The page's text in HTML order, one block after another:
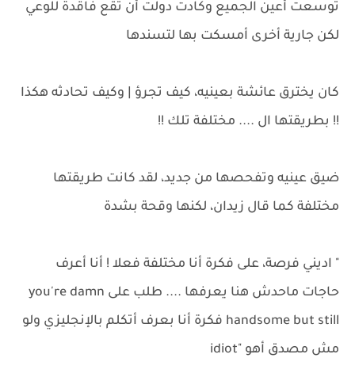
توسعت أعين الجميع وكادت دولت أن تقع فاقدة للوعي
لكن جارية أخرى أمسكت بها لتسندها
كان يخترق عائشة بعينيه، كيف تجرؤ | وكيف تحادثه هكذا
!! بطريقتها ال .... مختلفة تلك !!
ضيق عينيه وتفحصها من جديد، لقد كانت طريقتها
مختلفة كما قال زيدان، لكنها وقحة بشدة
" اديني فرصة، على فكرة أنا مختلفة فعلا ! أنا أعرف
حاجات ماحدش هنا يعرفها .... طلب على you're damn
handsome but still فكرة أنا بعرف أتكلم بالإنجليزي ولو
مش مصدق أهو "idiot